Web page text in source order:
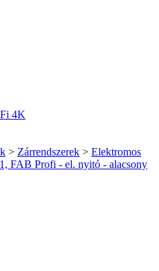
> Zárrendszerek > Elektromos
FAB Profi - el. nyitó - alacsony